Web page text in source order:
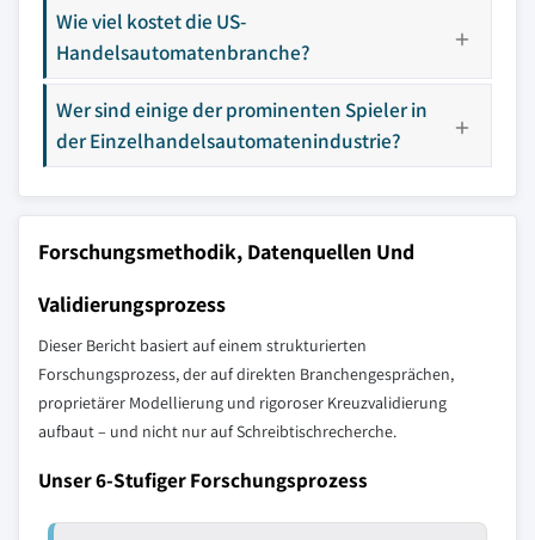
Wie viel kostet die US-
Handelsautomatenbranche?
Wer sind einige der prominenten Spieler in
der Einzelhandelsautomatenindustrie?
Forschungsmethodik, Datenquellen Und
Validierungsprozess
Dieser Bericht basiert auf einem strukturierten
Forschungsprozess, der auf direkten Branchengesprächen,
proprietärer Modellierung und rigoroser Kreuzvalidierung
aufbaut – und nicht nur auf Schreibtischrecherche.
Unser 6-Stufiger Forschungsprozess